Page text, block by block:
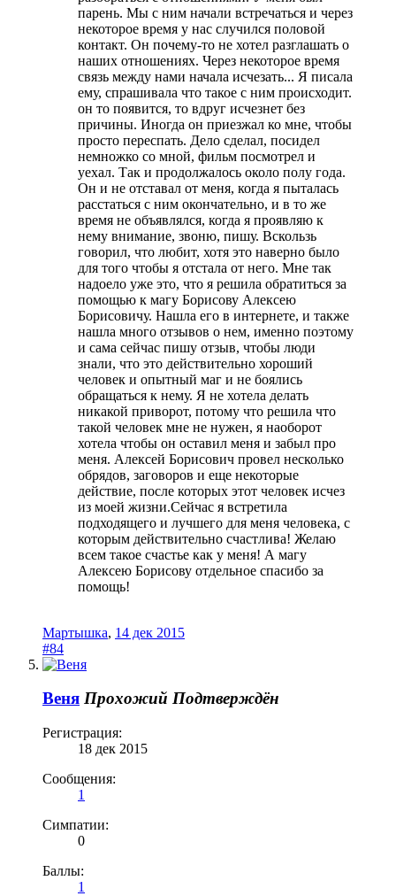
парень. Мы с ним начали встречаться и через
некоторое время у нас случился половой
контакт. Он почему-то не хотел разглашать о
наших отношениях. Через некоторое время
связь между нами начала исчезать... Я писала
ему, спрашивала что такое с ним происходит.
он то появится, то вдруг исчезнет без
причины. Иногда он приезжал ко мне, чтобы
просто переспать. Дело сделал, посидел
немножко со мной, фильм посмотрел и
уехал. Так и продолжалось около полу года.
Он и не отставал от меня, когда я пыталась
расстаться с ним окончательно, и в то же
время не объявлялся, когда я проявляю к
нему внимание, звоню, пишу. Вскользь
говорил, что любит, хотя это наверно было
для того чтобы я отстала от него. Мне так
надоело уже это, что я решила обратиться за
помощью к магу Борисову Алексею
Борисовичу. Нашла его в интернете, и также
нашла много отзывов о нем, именно поэтому
и сама сейчас пишу отзыв, чтобы люди
знали, что это действительно хороший
человек и опытный маг и не боялись
обращаться к нему. Я не хотела делать
никакой приворот, потому что решила что
такой человек мне не нужен, я наоборот
хотела чтобы он оставил меня и забыл про
меня. Алексей Борисович провел несколько
обрядов, заговоров и еще некоторые
действие, после которых этот человек исчез
из моей жизни.Сейчас я встретила
подходящего и лучшего для меня человека, с
которым действительно счастлива! Желаю
всем такое счастье как у меня! А магу
Алексею Борисову отдельное спасибо за
помощь!
Мартышка, 14 дек 2015
#84
Веня Прохожий Подтверждён
Регистрация:
18 дек 2015
Сообщения:
1
Симпатии:
0
Баллы:
1